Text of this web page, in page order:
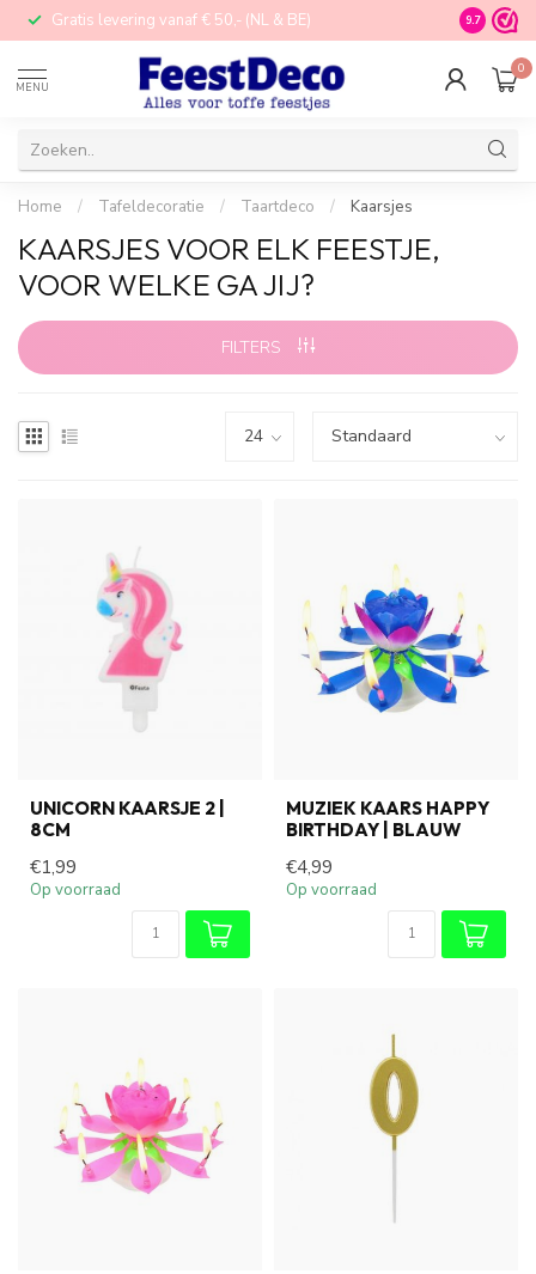
Gratis levering vanaf € 50,- (NL & BE) STORE in
9.7
MENU
0
Home / Tafeldecoratie / Taartdeco / Kaarsjes
KAARSJES VOOR ELK FEESTJE,
VOOR WELKE GA JIJ?
FILTERS
UNICORN KAARSJE 2 |
8CM
€1,99
Op voorraad
MUZIEK KAARS HAPPY
BIRTHDAY | BLAUW
€4,99
Op voorraad